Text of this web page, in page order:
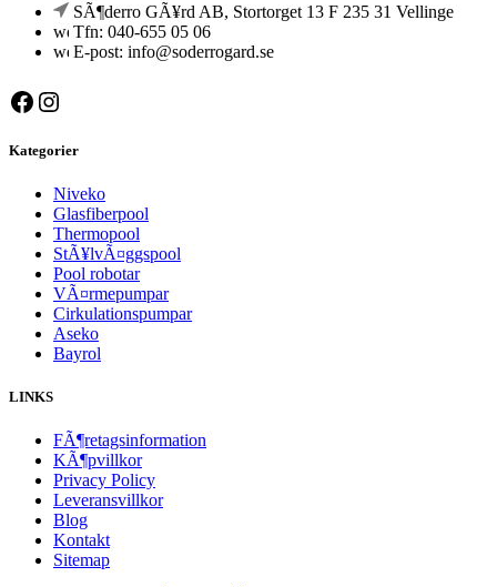
SÃ¶derro GÃ¥rd AB, Stortorget 13 F 235 31 Vellinge
Tfn: 040-655 05 06
E-post: info@soderrogard.se
Facebook
Instagram
Kategorier
Niveko
Glasfiberpool
Thermopool
StÃ¥lvÃ¤ggspool
Pool robotar
VÃ¤rmepumpar
Cirkulationspumpar
Aseko
Bayrol
LINKS
FÃ¶retagsinformation
KÃ¶pvillkor
Privacy Policy
Leveransvillkor
Blog
Kontakt
Sitemap